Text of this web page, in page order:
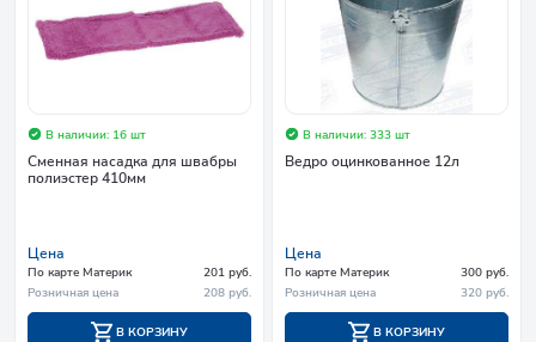
В наличии: 16 шт
Сменная насадка для швабры
полиэстер 410мм
Цена
По карте Материк
201 руб.
Розничная цена
208 руб.
В КОРЗИНУ
В наличии: 333 шт
Ведро оцинкованное 12л
Цена
По карте Материк
300 руб.
Розничная цена
320 руб.
В КОРЗИНУ